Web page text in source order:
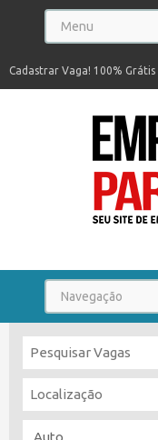
Cadastrar Vaga! 100% Grátis